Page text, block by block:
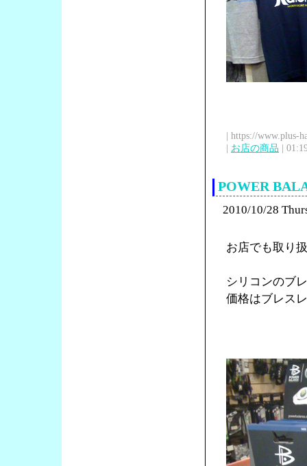
| https://www.plus-
| お店の商品 |
POWER
2010/10/28
お店でも取り
シリコンのブ
価格はブレス